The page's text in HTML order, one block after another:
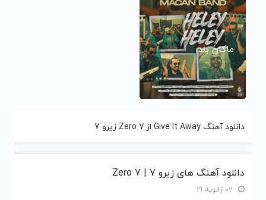
ماکان بند
دانلود آهنگ Give It Away از Zero 7 زیرو 7
دانلود آهنگ های زیرو 7 | Zero 7